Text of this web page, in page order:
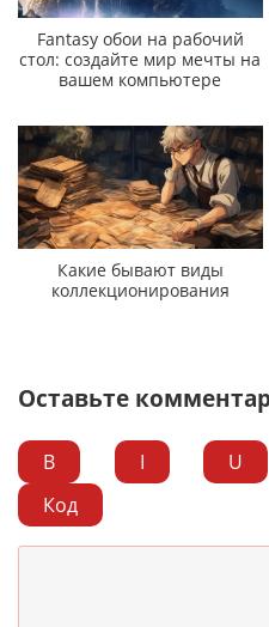
Fantasy обои на рабочий
стол: создайте мир мечты на
вашем компьютере
Какие бывают виды
коллекционирования
Оставьте
B I U
Код